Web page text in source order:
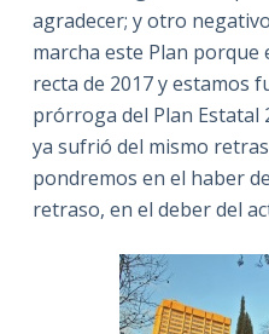
agradecer; y otro
marcha este Plan porque
recta de 2017 y estamos
prórroga del Plan Estatal
ya sufrió del mismo
pondremos en el haber
retraso, en el deber del